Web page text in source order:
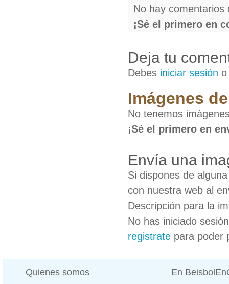
No hay comentarios
¡Sé el primero en
Deja tu
Debes iniciar sesión
Imágenes
No tenemos
¡Sé el primero en
Envía una
Si dispones de
con nuestra web al
Descripción para la
No has iniciado
registrate para poder
Quienes somos En